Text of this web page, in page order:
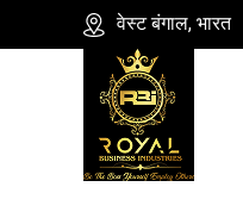
वेस्ट बंगाल, भारत